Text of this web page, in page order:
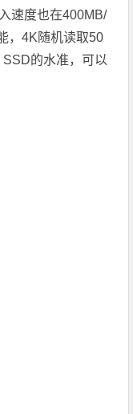
速度也在400MB/
，4K随机读取50
的水准，可以